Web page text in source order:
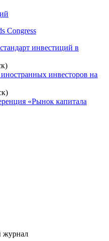
Congress
инвестиций в
инвесторов на
«Рынок капитала